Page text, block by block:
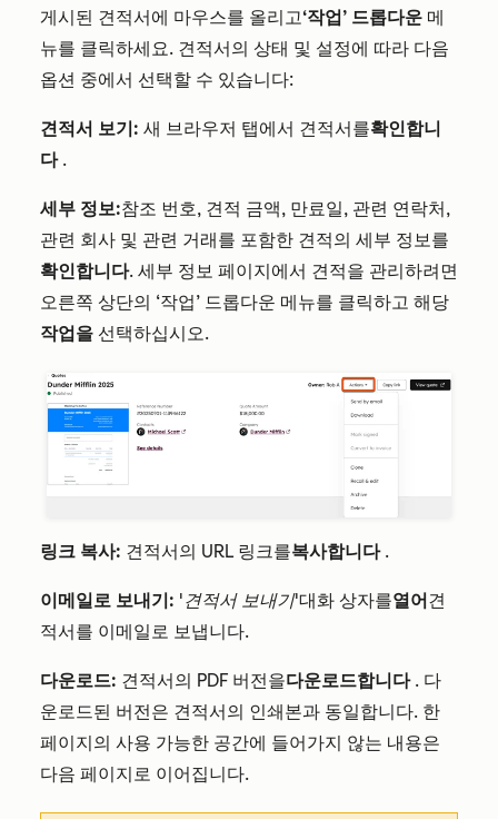
게시된 견적서에 마우스를 올리고‘작업’ 드롭다운 메
뉴를 클릭하세요. 견적서의 상태 및 설정에 따라 다음
옵션 중에서 선택할 수 있습니다:
견적서 보기: 새 브라우저 탭에서 견적서를확인합니
다 .
세부 정보:참조 번호, 견적 금액, 만료일, 관련 연락처,
관련 회사 및 관련 거래를 포함한 견적의 세부 정보를
확인합니다. 세부 정보 페이지에서 견적을 관리하려면
오른쪽 상단의 ‘작업’ 드롭다운 메뉴를 클릭하고 해당
작업을 선택하십시오.
링크 복사: 견적서의 URL 링크를복사합니다 .
이메일로 보내기: '견적서 보내기'대화 상자를열어견
적서를 이메일로 보냅니다.
다운로드: 견적서의 PDF 버전을다운로드합니다 . 다
운로드된 버전은 견적서의 인쇄본과 동일합니다. 한
페이지의 사용 가능한 공간에 들어가지 않는 내용은
다음 페이지로 이어집니다.